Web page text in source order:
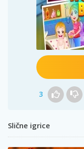
3
Slične igrice